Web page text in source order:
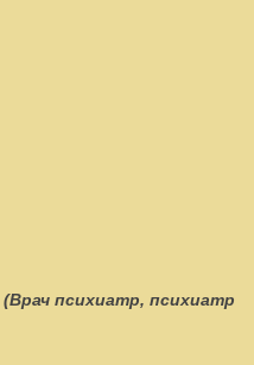
(Врач психиатр, психиатр